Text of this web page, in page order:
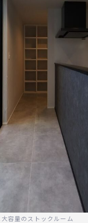
容量のストックルーム